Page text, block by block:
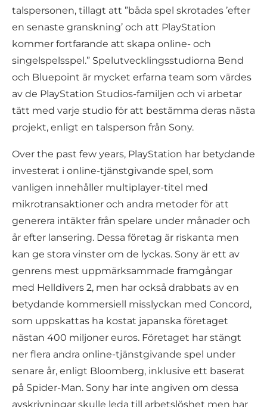
talspersonen, tillagt att ”båda spel skrotades ’efter
en senaste granskning’ och att PlayStation
kommer fortfarande att skapa online- och
singelspelsspel.” Spelutvecklingsstudiorna Bend
och Bluepoint är mycket erfarna team som värdes
av de PlayStation Studios-familjen och vi arbetar
tätt med varje studio för att bestämma deras nästa
projekt, enligt en talsperson från Sony.
Over the past few years, PlayStation har betydande
investerat i online-tjänstgivande spel, som
vanligen innehåller multiplayer-titel med
mikrotransaktioner och andra metoder för att
generera intäkter från spelare under månader och
år efter lansering. Dessa företag är riskanta men
kan ge stora vinster om de lyckas. Sony är ett av
genrens mest uppmärksammade framgångar
med Helldivers 2, men har också drabbats av en
betydande kommersiell misslyckan med Concord,
som uppskattas ha kostat japanska företaget
nästan 400 miljoner euros. Företaget har stängt
ner flera andra online-tjänstgivande spel under
senare år, enligt Bloomberg, inklusive ett baserat
på Spider-Man. Sony har inte angiven om dessa
avskrivningar skulle leda till arbetslöshet men har